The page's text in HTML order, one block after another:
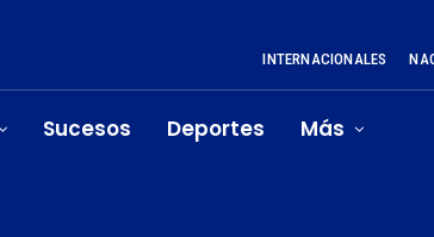
INTERNACIONALES
Sucesos Deportes Más